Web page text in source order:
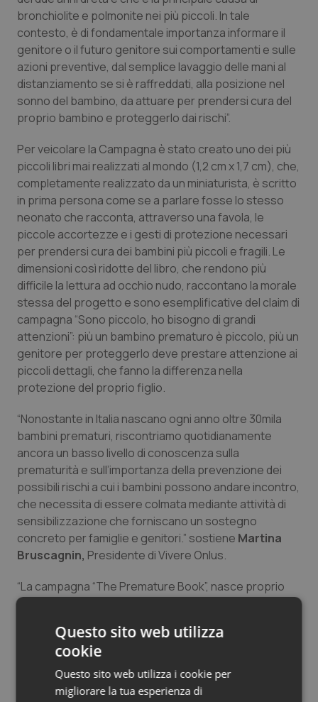
Quotidiano Pediatria
Rene & patologie urogenitali
Salute orale & impianti
Sangue & coagulazione
Tiroide
Tumore al seno
Tumore ovarico
Tumori del Polmone & Testa Collo
Tumori gastrointestinali
Ulcera & Reflusso
Vaccini
bronchiolite e polmonite nei più piccoli. In tale
contesto, è di fondamentale importanza informare il
genitore o il futuro genitore sui comportamenti e sulle
azioni preventive, dal semplice lavaggio delle mani al
distanziamento se si è raffreddati, alla posizione nel
sonno del bambino, da attuare per prendersi cura del
proprio bambino e proteggerlo dai rischi”.
Per veicolare la Campagna è stato creato uno dei più
piccoli libri mai realizzati al mondo (1,2 cm x 1,7 cm), che,
completamente realizzato da un miniaturista, è scritto
in prima persona come se a parlare fosse lo stesso
neonato che racconta, attraverso una favola, le
piccole accortezze e i gesti di protezione necessari
per prendersi cura dei bambini più piccoli e fragili. Le
dimensioni così ridotte del libro, che rendono più
difficile la lettura ad occhio nudo, raccontano la morale
stessa del progetto e sono esemplificative del claim di
campagna “Sono piccolo, ho bisogno di grandi
attenzioni”: più un bambino prematuro è piccolo, più un
genitore per proteggerlo deve prestare attenzione ai
piccoli dettagli, che fanno la differenza nella
protezione del proprio figlio.
“Nonostante in Italia nascano ogni anno oltre 30mila
bambini prematuri, riscontriamo quotidianamente
ancora un basso livello di conoscenza sulla
prematurità e sull’importanza della prevenzione dei
possibili rischi a cui i bambini possono andare incontro,
che necessita di essere colmata mediante attività di
sensibilizzazione che forniscano un sostegno
concreto per famiglie e genitori.” sostiene Martina
Bruscagnin, Presidente di Vivere Onlus.
“La campagna “The Premature Book”, nasce proprio
con lo scopo di supportare questi ultimi nel prendersi
semplici gesti e attenzioni che possano aiutarli
nell’accudimento quotidiano e proteggere i bambini
dall’insorgenza di complicanze potenzialmente
rischiose. Attività di questo tipo, sono di estrema
Questo sito web utilizza
cookie
Questo sito web utilizza i cookie per
migliorare la tua esperienza di